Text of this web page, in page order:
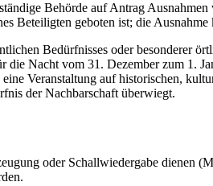
Behörde auf Antrag
Beteiligten geboten ist; die
Bedürfnisses oder besonderer
die Nacht vom 31. Dezember zum 1.
Veranstaltung auf historischen,
der Nachbarschaft überwiegt.
oder Schallwiedergabe dienen